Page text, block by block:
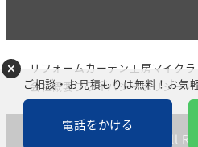
リフォームカーテン工房マイク
会社概要プライバシーポリシー
©Works, LTD. All
ご相談・お見積もりは無料！お気
電話をかける